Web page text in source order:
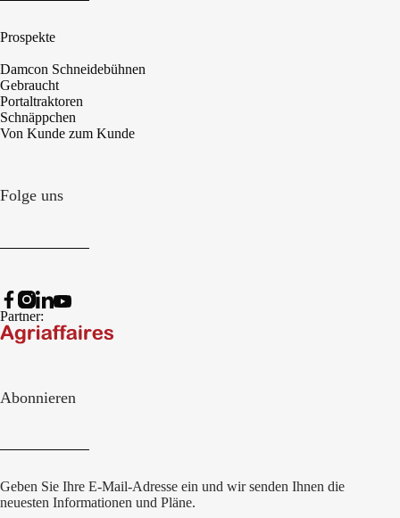
Prospekte
Damcon Schneidebühnen
Gebraucht
Portaltraktoren
Schnäppchen
Von Kunde zum Kunde
Folge uns
Partner:
Abonnieren
Geben Sie Ihre E-Mail-Adresse ein und wir senden Ihnen die
neuesten Informationen und Pläne.